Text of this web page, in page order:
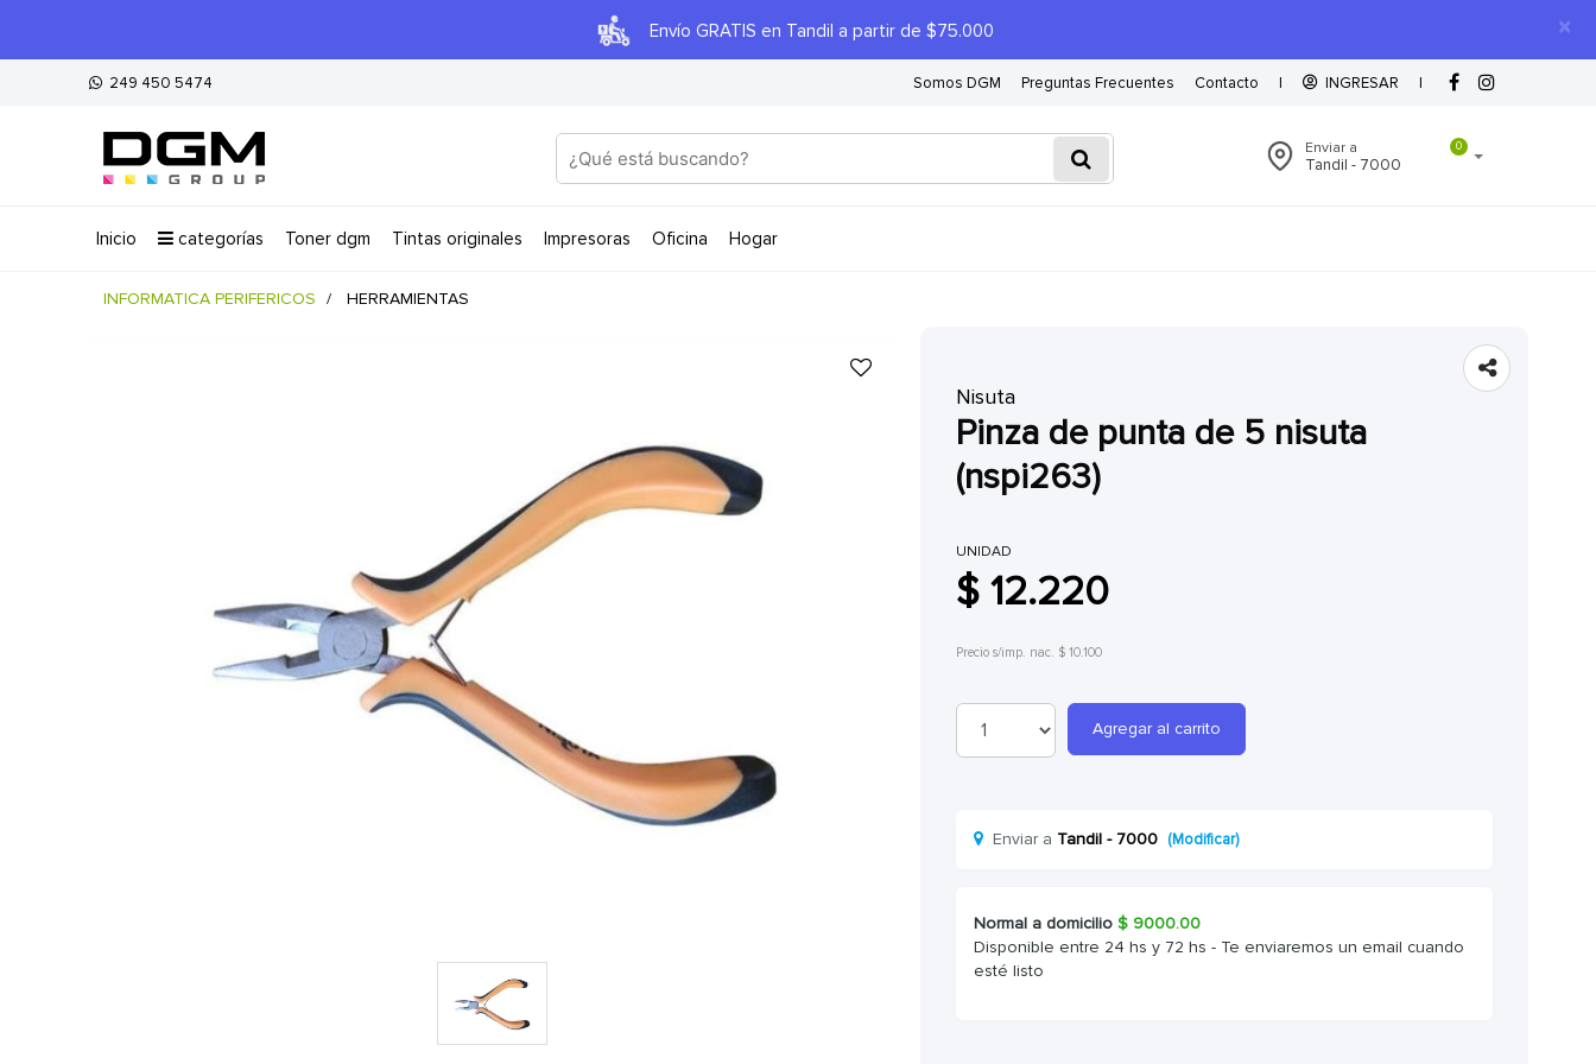
×
Envío GRATIS en Tandil a partir de $75.000
249 450 5474 Somos DGM Preguntas Frecuentes Contacto | INGRESAR |
0
Enviar a
Tandil - 7000
inicio categorías toner dgm tintas originales impresoras oficina hogar
INFORMATICA PERIFERICOS HERRAMIENTAS
Nisuta
pinza de punta de 5 nisuta
(nspi263)
UNIDAD
$ 12.220
Precio s/imp. nac. $ 10.100
Agregar al carrito
Enviar a Tandil - 7000 (Modificar)
Normal a domicilio $9000.00
Disponible entre 24 hs y 72 hs - Te enviaremos un email cuando
esté listo